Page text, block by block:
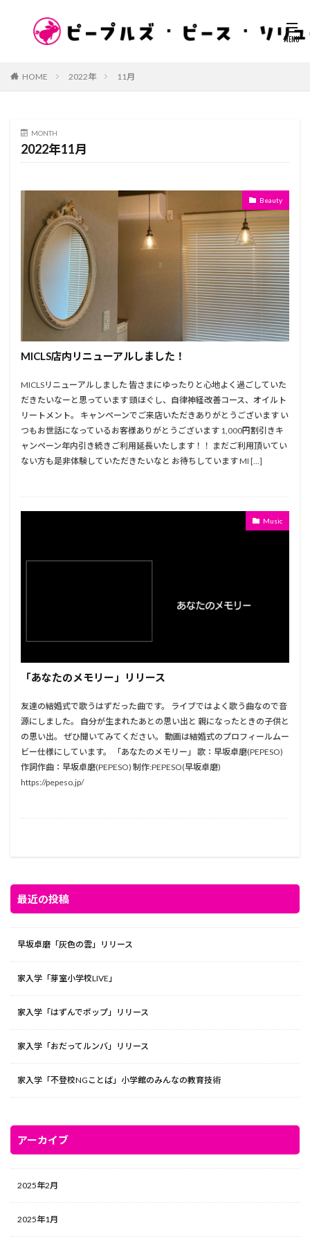
HOME 2022年 11月
MONTH
2022年11月
Beauty
MICLS店内リニューアルしました！
MICLSリニューアルしました 皆さまにゆったりと心地よく過ごしていた
だきたいなーと思っています 頭ほぐし、自律神経改善コース、オイルト
リートメント。 キャンペーンでご来店いただきありがとうございます い
つもお世話になっているお客様ありがとうございます 1,000円割引きキ
ャンペーン年内引き続きご利用延長いたします！！ まだご利用頂いてい
ない方も是非体験していただきたいなと お待ちしています MI […]
Music
「あなたのメモリー」リリース
友達の結婚式で歌うはずだった曲です。 ライブではよく歌う曲なので音
源にしました。 自分が生まれたあとの思い出と 親になったときの子供と
の思い出。 ぜひ聞いてみてください。 動画は結婚式のプロフィールムー
ビー仕様にしています。 「あなたのメモリー」 歌：早坂卓磨(PEPESO)
作詞作曲：早坂卓磨(PEPESO) 制作:PEPESO(早坂卓磨)
https://pepeso.jp/
最近の投稿
早坂卓磨「灰色の雲」リリース
家入学「芽室小学校LIVE」
家入学「はずんでポップ」リリース
家入学「おだってルンバ」リリース
家入学「不登校NGことば」小学館のみんなの教育技術
アーカイブ
2025年2月
2025年1月